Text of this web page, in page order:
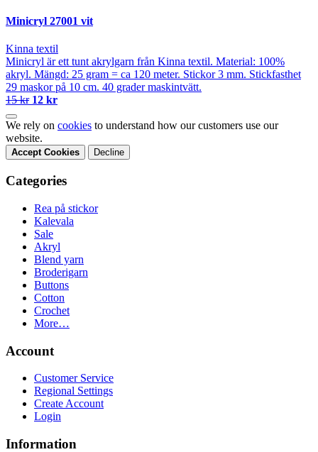
Minicryl 27001 vit
Kinna textil
Minicryl är ett tunt akrylgarn från Kinna textil. Material: 100%
akryl. Mängd: 25 gram = ca 120 meter. Stickor 3 mm. Stickfasthet
29 maskor på 10 cm. 40 grader maskintvätt.
15 kr 12 kr
We rely on cookies to understand how our customers use our
website.
Accept Cookies Decline
Categories
Rea på stickor
Kalevala
Sale
Akryl
Blend yarn
Broderigarn
Buttons
Cotton
Crochet
More…
Account
Customer Service
Regional Settings
Create Account
Login
Information